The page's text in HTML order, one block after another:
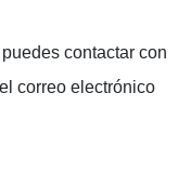
contactar con
correo electrónico